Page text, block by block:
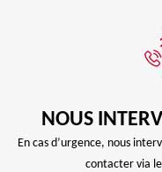
NOUS
En cas d’urgence, nous
contacter via